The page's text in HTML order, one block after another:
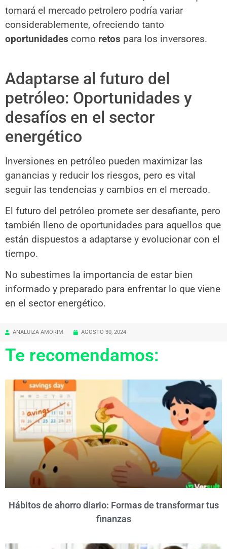
tomará el mercado petrolero podría variar
considerablemente, ofreciendo tanto
oportunidades como retos para los inversores.
Adaptarse al futuro del
petróleo: Oportunidades y
desafíos en el sector
energético
Inversiones en petróleo pueden maximizar las
ganancias y reducir los riesgos, pero es vital
seguir las tendencias y cambios en el mercado.
El futuro del petróleo promete ser desafiante, pero
también lleno de oportunidades para aquellos que
están dispuestos a adaptarse y evolucionar con el
tiempo.
No subestimes la importancia de estar bien
informado y preparado para enfrentar lo que viene
en el sector energético.
ANALUIZA AMORIM AGOSTO 30, 2024
Te recomendamos:
Hábitos de ahorro diario: Formas de transformar tus
finanzas